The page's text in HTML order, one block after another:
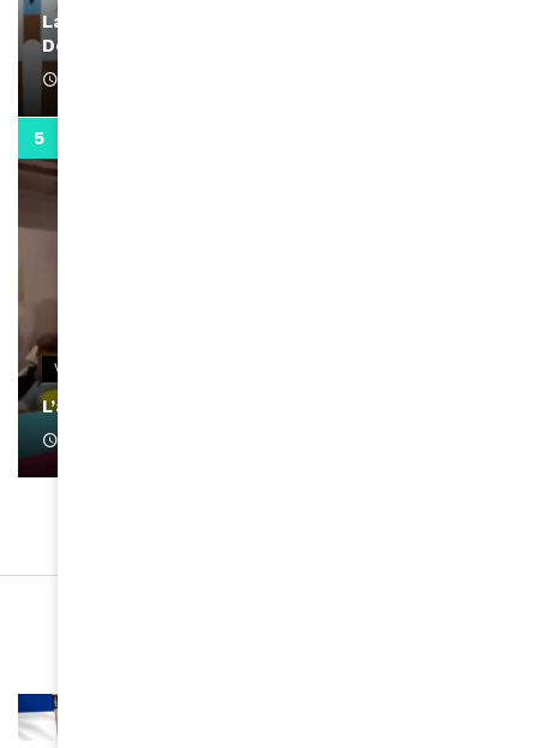
La rubrique santé speciale coronavirus du
Docteur Makanda
VIDEOS
L’artiste Yoan s’exprime